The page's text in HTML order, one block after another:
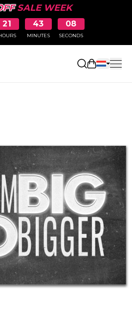
SALE WEEK
21 43
MINUTES
08
SECONDS